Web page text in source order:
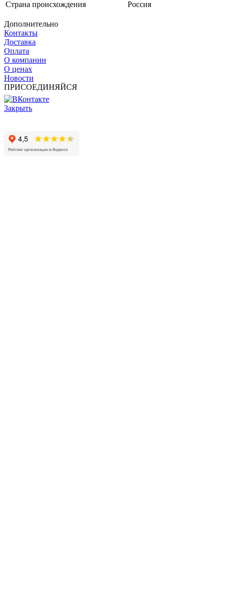
Страна происхождения
Россия
Дополнительно
Контакты
Доставка
Оплата
О компании
О ценах
Новости
ПРИСОЕДИНЯЙСЯ
Закрыть